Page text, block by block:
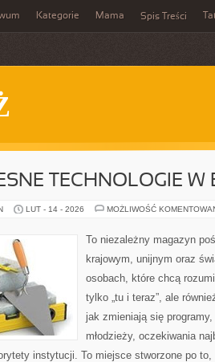
Kategorie Mama Spis Treści
TECHNOLOGIE W
LUT - 14 - 2026 MOŻLIWOŚĆ
To niezależny magazyn
krajowym, unijnym oraz
osobach, które chcą
tylko „tu i teraz”, ale
jak zmieniają się
młodzieży, oczekiwania
instytucji. To miejsce stworzone po to,